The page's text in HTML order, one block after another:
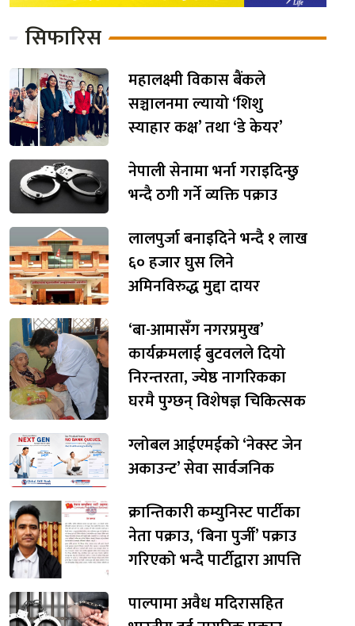
सिफारिस
महालक्ष्मी विकास बैंकले
सञ्चालनमा ल्यायो ‘शिशु
स्याहार कक्ष’ तथा ‘डे केयर’
नेपाली सेनामा भर्ना गराइदिन्छु
भन्दै ठगी गर्ने व्यक्ति पक्राउ
लालपुर्जा बनाइदिने भन्दै १ लाख
६० हजार घुस लिने
अमिनविरुद्ध मुद्दा दायर
‘बा-आमासँग नगरप्रमुख’
कार्यक्रमलाई बुटवलले दियो
निरन्तरता, ज्येष्ठ नागरिकका
घरमै पुग्छन् विशेषज्ञ चिकित्सक
ग्लोबल आईएमईको ‘नेक्स्ट जेन
अकाउन्ट’ सेवा सार्वजनिक
क्रान्तिकारी कम्युनिस्ट पार्टीका
नेता पक्राउ, ‘बिना पुर्जी’ पक्राउ
गरिएको भन्दै पार्टीद्वारा आपत्ति
पाल्पामा अवैध मदिरासहित